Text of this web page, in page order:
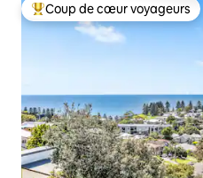
Coups de cœur voyageurs les
Coup de cœur voyageurs